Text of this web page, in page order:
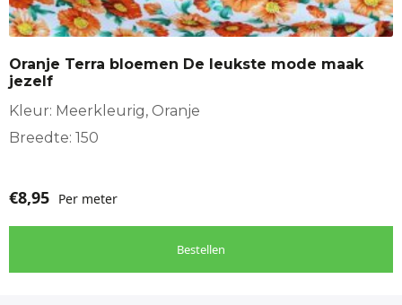
Oranje Terra bloemen De leukste mode maak
jezelf
Kleur: Meerkleurig, Oranje
Breedte: 150
€8,95 Per meter
Bestellen